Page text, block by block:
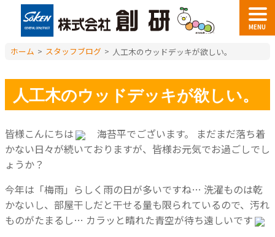
MENU
ホーム > スタッフブログ > 人工木のウッドデッキが欲しい。
人工木のウッドデッキが欲しい。
皆様こんにちは 海苔平でございます。
まだまだ落ち着
かない日々が続いておりますが、皆様お元気でお過ごしでし
ょうか？
今年は「梅雨」らしく雨の日が多いですね… 洗濯ものは乾
かないし、部屋干しだと干せる量も限られているので、汚れ
ものがたまるし… カラッと晴れた青空が待ち遠しいです